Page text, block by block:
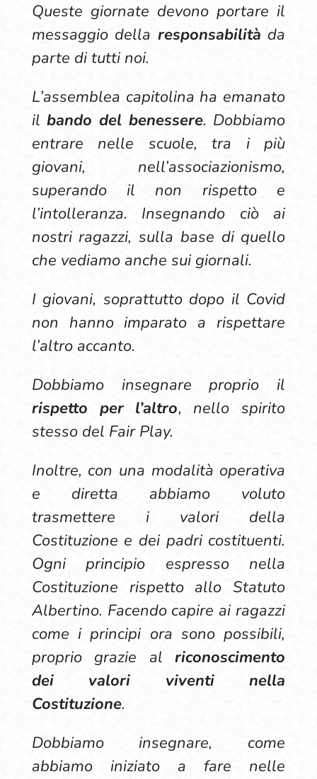
Queste giornate devono portare il
messaggio della responsabilità da
parte di tutti noi.
L’assemblea capitolina ha emanato
ilbando del benessere. Dobbiamo
entrare nelle scuole, tra i più
giovani, nell’associazionismo,
superando il non rispetto e
l’intolleranza. Insegnando ciò ai
nostri ragazzi, sulla base di quello
che vediamo anche sui giornali.
I giovani, soprattutto dopo il Covid
non hanno imparato a rispettare
l’altro accanto.
Dobbiamo insegnare proprio il
rispetto per l’altro, nello spirito
stesso del Fair Play.
Inoltre, con una modalità operativa
e diretta abbiamo voluto
trasmettere i valori della
Costituzione e dei padri costituenti.
Ogni principio espresso nella
Costituzione rispetto allo Statuto
Albertino. Facendo capire ai ragazzi
come i principi ora sono possibili,
proprio grazie alriconoscimento
dei valori viventi nella
Costituzione.
Dobbiamo insegnare, come
abbiamo iniziato a fare nelle